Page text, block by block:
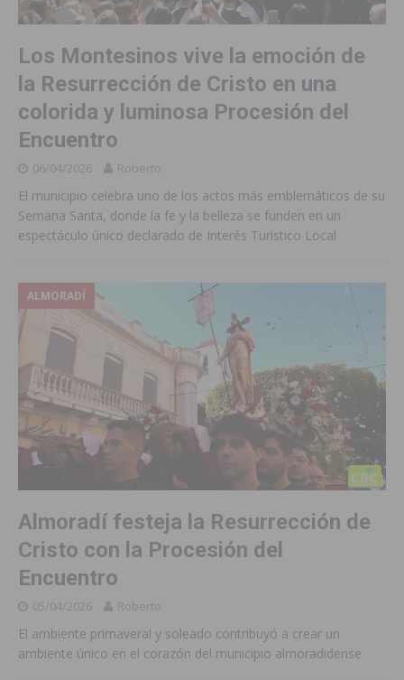
Los Montesinos vive la emoción de
la Resurrección de Cristo en una
colorida y luminosa Procesión del
Encuentro
06/04/2026 Roberto
El municipio celebra uno de los actos más emblemáticos de su
Semana Santa, donde la fe y la belleza se funden en un
espectáculo único declarado de Interés Turístico Local
ALMORADÍ
Almoradí festeja la Resurrección de
Cristo con la Procesión del
Encuentro
05/04/2026 Roberto
El ambiente primaveral y soleado contribuyó a crear un
ambiente único en el corazón del municipio almoradidense